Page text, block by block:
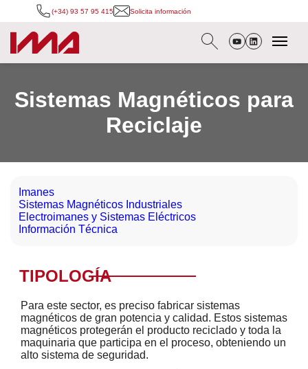
(+34) 93 57 95 415 Solicita información
Sistemas Magnéticos para
Reciclaje
PRODUCTOS
Para este sector, es preciso fabricar sistemas
magnéticos de gran potencia y calidad. Estos sistemas
magnéticos protegerán el producto reciclado y toda la
maquinaria que participa en el proceso, obteniendo un
alto sistema de seguridad.
Imanes
Sistemas Magnéticos Industriales
Electroimanes y Sistemas Eléctricos
Información Técnica